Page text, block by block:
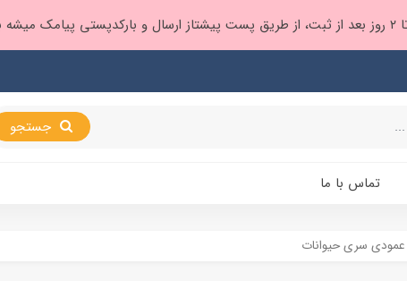
تماس با ما